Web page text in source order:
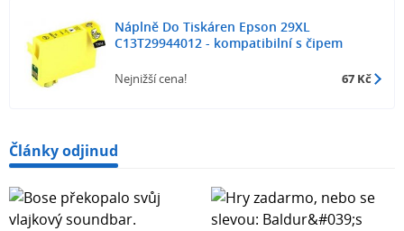
Náplně Do Tiskáren Epson 29XL
C13T29944012 - kompatibilní s čipem
Nejnižší cena! 67 Kč
Články odjinud